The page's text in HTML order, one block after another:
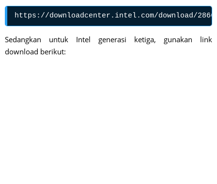
https://downloadcenter.intel.com/download/
Sedangkan untuk Intel generasi ketiga, gunakan link
download berikut: